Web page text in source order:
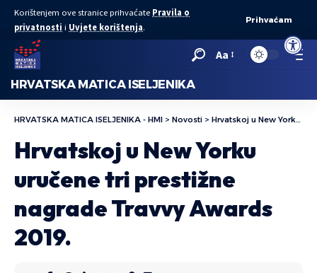
Open
Korištenjem ove stranice prihvaćate Pravila o
privatnosti i Uvjete korištenja.
Prihvaćam
Aa
HRVATSKA MATICA ISELJENIKA
HRVATSKA MATICA ISELJENIKA - HMI > Novosti > Hrvatskoj u New Yorku uručene tri prestižne nagrade Travvy Awards 2019.
Hrvatskoj u New Yorku
uručene tri prestižne
nagrade Travvy Awards
2019.